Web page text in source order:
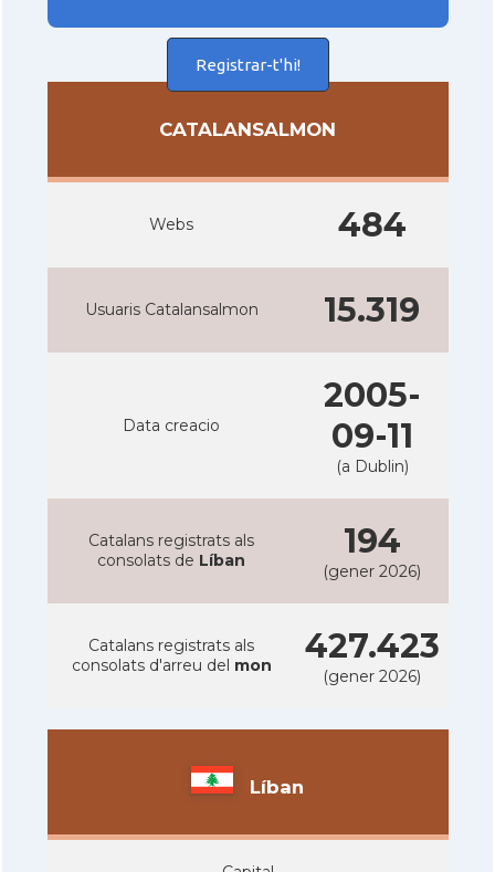
Registrar-t'hi!
CATALANSALMON
Webs 484
Usuaris Catalansalmon 15.319
Data creacio
2005-
09-11
(a Dublin)
Catalans registrats als
consolats de Líban 194
(gener 2026)
Catalans registrats als
consolats d'arreu del mon 427.423
(gener 2026)
Líban